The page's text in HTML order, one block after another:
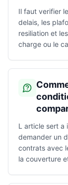
Il faut verifier
delais, les
resiliation et
charge ou le
L article sert a
demander un
contrats avec
la couverture